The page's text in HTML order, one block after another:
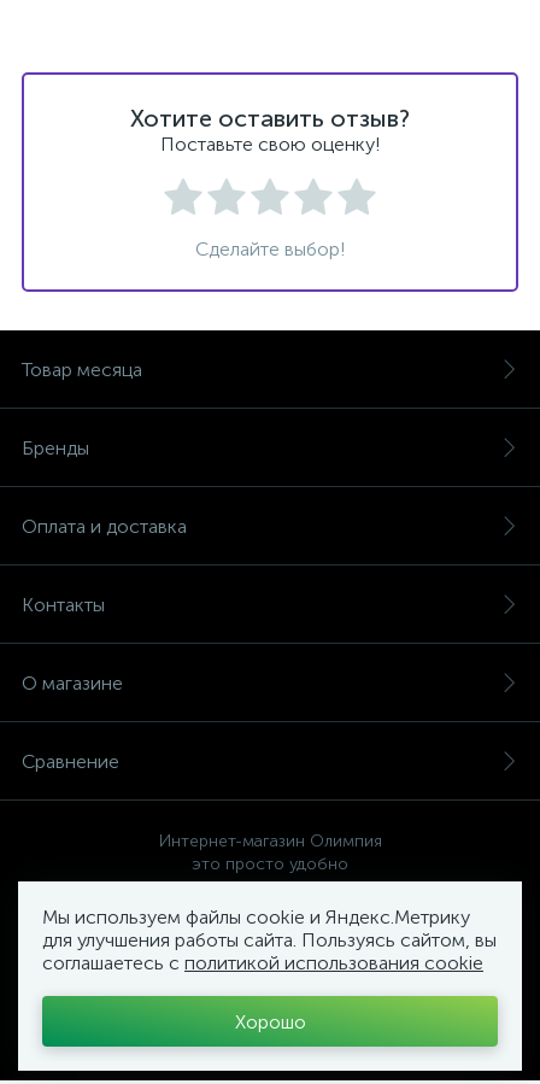
Хотите оставить отзыв?
Поставьте свою оценку!
Сделайте выбор!
Мы используем файлы cookie и Яндекс.Метрику
для улучшения работы сайта. Пользуясь сайтом, вы
соглашаетесь с политикой использования cookie
Хорошо
Товар месяца
Бренды
Оплата и доставка
Контакты
О магазине
Сравнение
Интернет-магазин Олимпия
это просто удобно
Политика компании в отношении обработки персональных
данных
Торговый Комплекс